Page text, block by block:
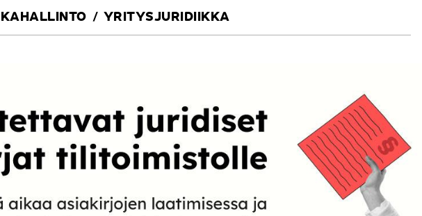
YRITYSJURIDIIKKA